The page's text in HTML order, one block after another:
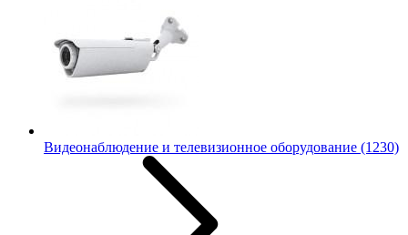
Видеонаблюдение и телевизионное оборудование (1230)